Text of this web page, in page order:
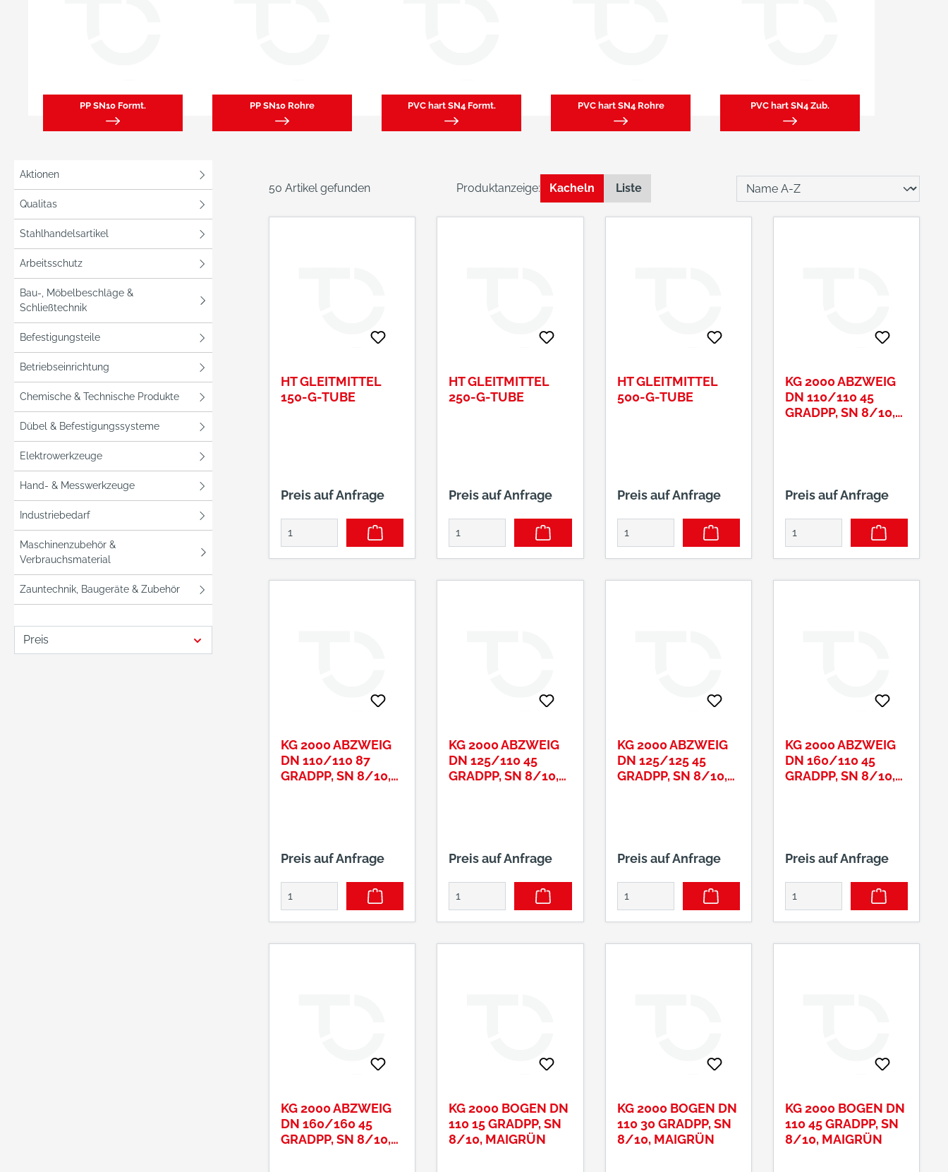
PP SN10 Formt. PP SN10 Rohre PVC hart SN4 Formt. PVC hart SN4 Rohre PVC hart SN4 Zub.
Aktionen
Qualitas
Stahlhandelsartikel
Arbeitsschutz
Bau-, Möbelbeschläge &
Schließtechnik
Befestigungsteile
Betriebseinrichtung
Chemische & Technische Produkte
Dübel & Befestigungssysteme
Elektrowerkzeuge
Hand- & Messwerkzeuge
Industriebedarf
Maschinenzubehör &
Verbrauchsmaterial
Zauntechnik, Baugeräte & Zubehör
Preis
50 Artikel gefunden Produktanzeige: Kacheln Liste
HT GLEITMITTEL
150-G-TUBE
Preis auf Anfrage
HT GLEITMITTEL
250-G-TUBE
Preis auf Anfrage
HT GLEITMITTEL
500-G-TUBE
Preis auf Anfrage
KG 2000 ABZWEIG
DN 110/110 45
GRADPP, SN 8/10,
Preis auf Anfrage
KG 2000 ABZWEIG
DN 110/110 87
GRADPP, SN 8/10,
Preis auf Anfrage
KG 2000 ABZWEIG
DN 125/110 45
GRADPP, SN 8/10,
Preis auf Anfrage
KG 2000 ABZWEIG
DN 125/125 45
GRADPP, SN 8/10,
Preis auf Anfrage
KG 2000 ABZWEIG
DN 160/110 45
GRADPP, SN 8/10,
Preis auf Anfrage
KG 2000 ABZWEIG
DN 160/160 45
GRADPP, SN 8/10,
KG 2000 BOGEN DN
110 15 GRADPP, SN
8/10, MAIGRÜN
KG 2000 BOGEN DN
110 30 GRADPP, SN
8/10, MAIGRÜN
KG 2000 BOGEN DN
110 45 GRADPP, SN
8/10, MAIGRÜN